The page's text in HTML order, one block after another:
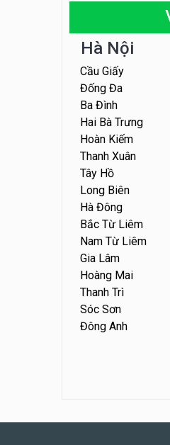
Hà Nội
Cầu Giấy
Đống Đa
Ba Đình
Hai Bà Trưng
Hoàn Kiếm
Thanh Xuân
Tây Hồ
Long Biên
Hà Đông
Bắc Từ Liêm
Nam Từ Liêm
Gia Lâm
Hoàng Mai
Thanh Trì
Sóc Sơn
Đông Anh